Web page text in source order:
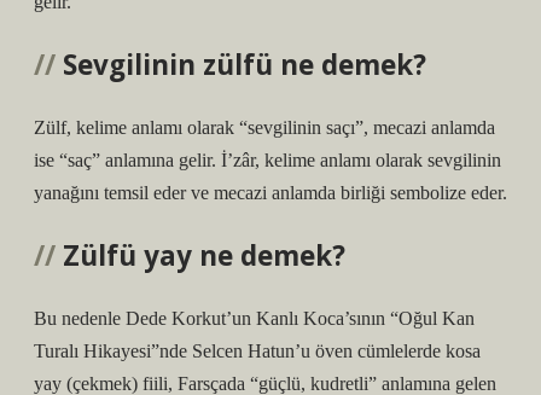
Sevgilinin zülfü ne demek?
Zülf, kelime anlamı olarak “sevgilinin saçı”, mecazi anlamda
ise “saç” anlamına gelir. İ’zâr, kelime anlamı olarak sevgilinin
yanağını temsil eder ve mecazi anlamda birliği sembolize eder.
Zülfü yay ne demek?
Bu nedenle Dede Korkut’un Kanlı Koca’sının “Oğul Kan
Turalı Hikayesi”nde Selcen Hatun’u öven cümlelerde kosa
yay (çekmek) fiili, Farsçada “güçlü, kudretli” anlamına gelen